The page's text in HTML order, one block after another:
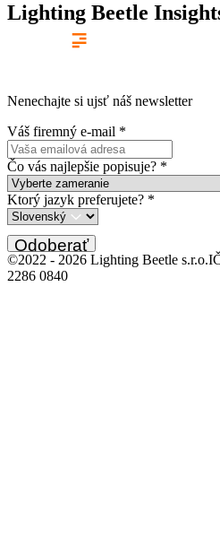
Lighting Beetle
Nenechajte si ujsť náš newsletter
Váš firemný e-mail *
Čo vás najlepšie popisuje? *
Ktorý jazyk preferujete? *
Odoberať
©2022 - 2026 Lighting Beetle s.r.o.
2286 0840